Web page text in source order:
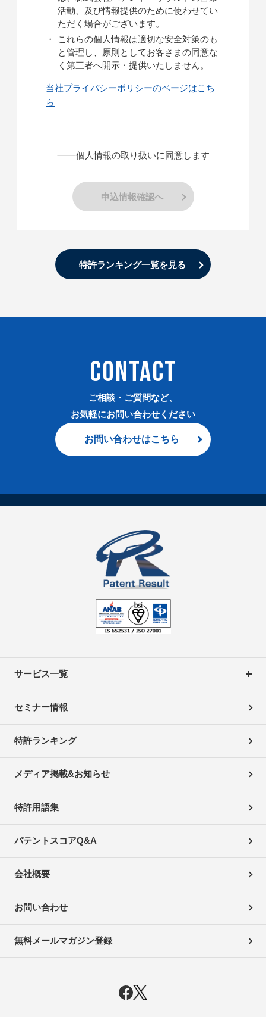
活動、及び情報提供のために使わせてい
ただく場合がございます。
これらの個人情報は適切な安全対策のも
と管理し、原則としてお客さまの同意な
く第三者へ開示・提供いたしません。
当社プライバシーポリシーのページはこち
ら
個人情報の取り扱いに同意します
申込情報確認へ
特許ランキング一覧を見る
ご相談・ご質問など、
お気軽にお問い合わせください
CONTACT
お問い合わせはこちら
サービス一覧
セミナー情報
特許ランキング
メディア掲載&お知らせ
特許用語集
パテントスコアQ&A
会社概要
お問い合わせ
無料メールマガジン登録